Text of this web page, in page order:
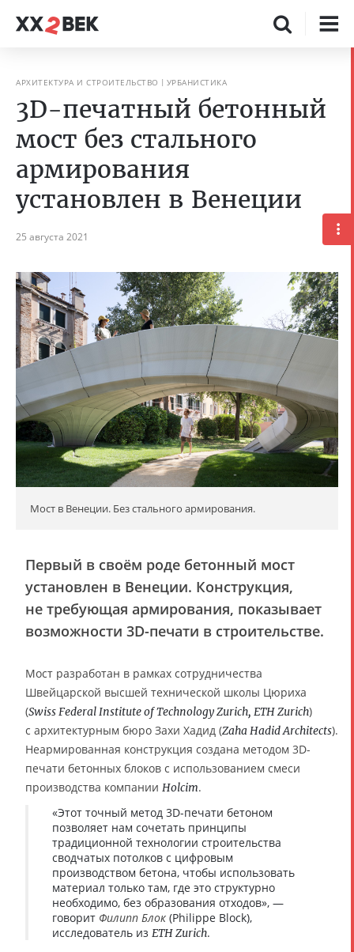
АРХИТЕКТУРА И СТРОИТЕЛЬСТВО УРБАНИСТИКА
3D-печатный бетонный
мост без стального
армирования
установлен в Венеции
25 августа 2021
Мост в Венеции. Без стального армирования.
Первый в своём роде бетонный мост
установлен в Венеции. Конструкция,
не требующая армирования, показывает
возможности 3D-печати в строительстве.
Мост разработан в рамках сотрудничества
Швейцарской высшей технической школы Цюриха
(Swiss Federal Institute of Technology Zurich, ETH Zurich)
с архитектурным бюро Захи Хадид (Zaha Hadid Architects).
Неармированная конструкция создана методом 3D-
печати бетонных блоков с использованием смеси
производства компании Holcim.
«Этот точный метод 3D-печати бетоном
позволяет нам сочетать принципы
традиционной технологии строительства
сводчатых потолков с цифровым
производством бетона, чтобы использовать
материал только там, где это структурно
необходимо, без образования отходов», —
говорит Филипп Блок (Philippe Block),
исследователь из ETH Zurich.